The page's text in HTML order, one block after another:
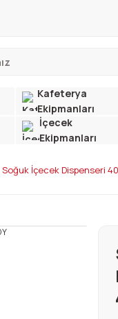
Kafeterya
Ekipmanları
İçecek
Ekipmanları
İçecek Dispenseri 40